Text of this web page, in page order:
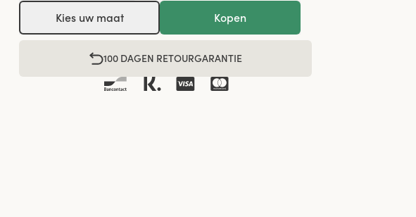
Kies uw maat Kopen
100 DAGEN RETOURGARANTIE